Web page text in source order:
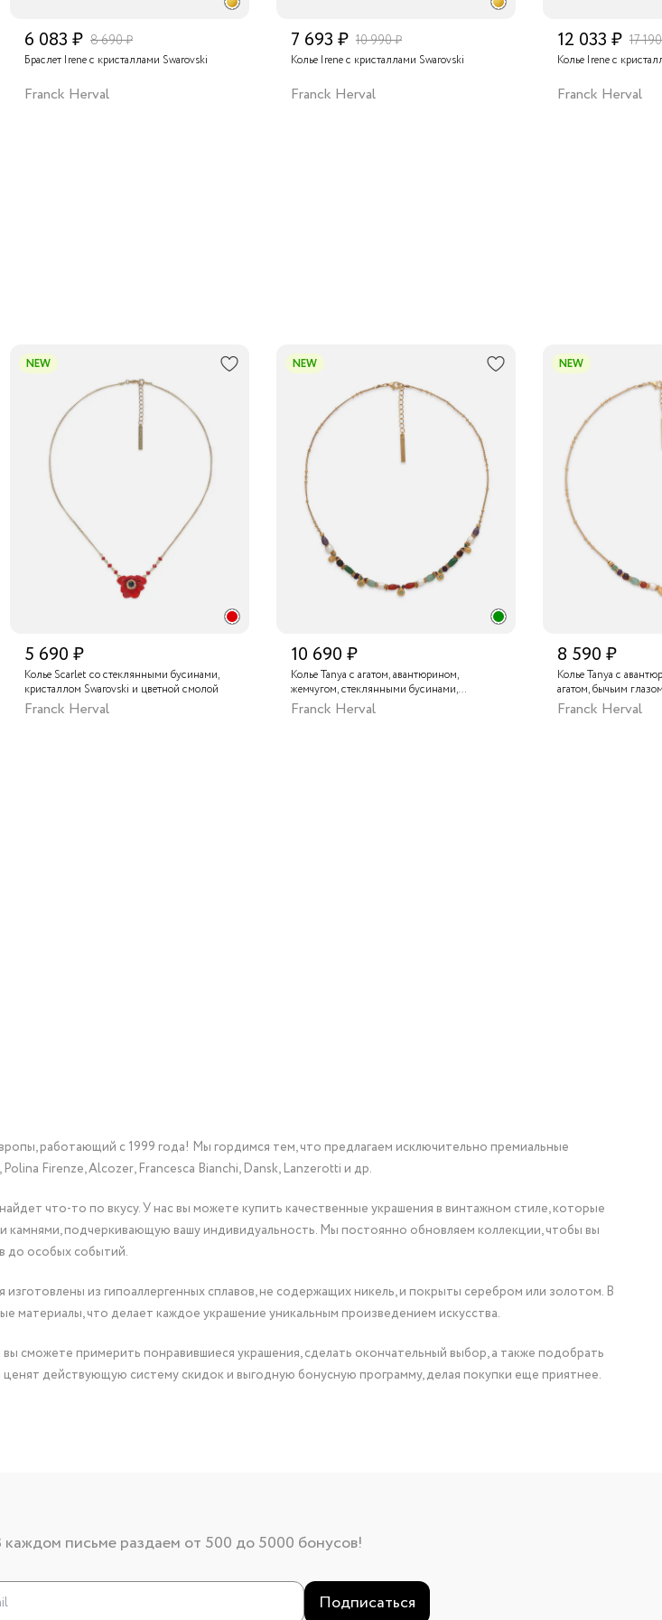
6 083 ₽ 8 690 ₽
Браслет Irene с кристаллами Swarovski
Franck Herval
7 693 ₽ 10 990 ₽
Колье Irene с кристаллами Swarovski
Franck Herval
12 033 ₽ 17
Колье Irene с
Franck Herval
NEW
5 690 ₽
Колье Scarlet со стеклянными бусинами,
кристаллом Swarovski и цветной смолой
Franck Herval
NEW
10 690 ₽
Колье Tanya с агатом, авантюрином,
жемчугом, стеклянными бусинами,
нефритом, бычьим глазом и кристаллами
Swarovski
Franck Herval
NEW
8 590 ₽
Колье Tanya с
агатом, бычьим
Franck Herval
работающий с 1999 года! Мы гордимся тем, что предлагаем исключительно премиальные
Firenze, Alcozer, Francesca Bianchi, Dansk, Lanzerotti и др.
что-то по вкусу. У нас вы можете купить качественные украшения в винтажном стиле, которые
подчеркивающую вашу индивидуальность. Мы постоянно обновляем коллекции, чтобы вы
до особых событий.
из гипоаллергенных сплавов, не содержащих никель, и покрыты серебром или золотом. В
материалы, что делает каждое украшение уникальным произведением искусства.
сможете примерить понравившиеся украшения, сделать окончательный выбор, а также подобрать
действующую систему скидок и выгодную бонусную программу, делая покупки еще приятнее.
письме раздаем от 500 до 5000 бонусов!
Подписаться